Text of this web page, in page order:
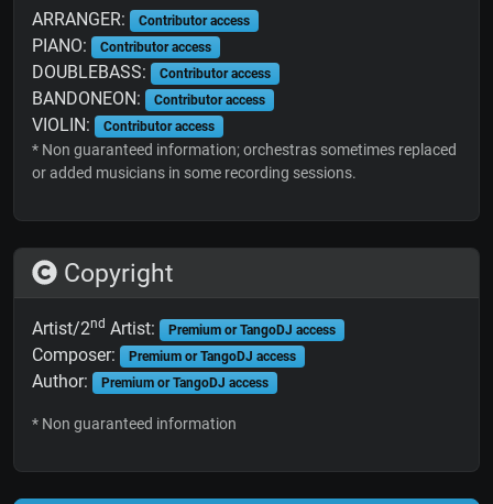
ARRANGER: Contributor access
PIANO: Contributor access
DOUBLEBASS: Contributor access
BANDONEON: Contributor access
VIOLIN: Contributor access
* Non guaranteed information; orchestras sometimes replaced
or added musicians in some recording sessions.
Copyright
Artist/2nd Artist: Premium or TangoDJ access
Composer: Premium or TangoDJ access
Author: Premium or TangoDJ access
* Non guaranteed information